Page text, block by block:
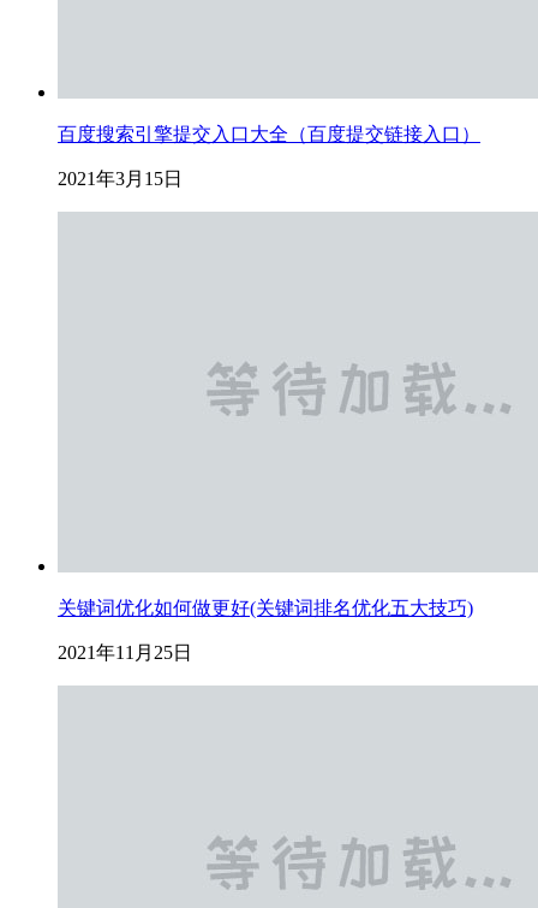
百度搜索引擎提交入口大全（百度提交链接入口）
2021年3月15日
关键词优化如何做更好(关键词排名优化五大技巧)
2021年11月25日